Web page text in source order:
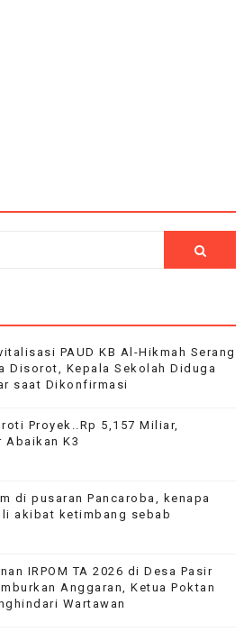
PAUD KB Al-Hikmah Serang
Disorot, Kepala Sekolah Diduga
saat Dikonfirmasi
Proyek..Rp 5,157 Miliar,
Abaikan K3
di pusaran Pancaroba, kenapa
akibat ketimbang sebab
IRPOM TA 2026 di Desa Pasir
Anggaran, Ketua Poktan
Wartawan